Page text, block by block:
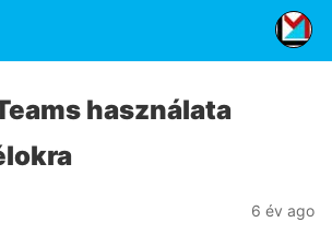
használata
6 év ago